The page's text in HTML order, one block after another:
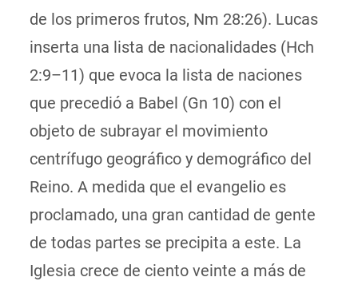
de los primeros frutos, Nm 28:26). Lucas
inserta una lista de nacionalidades (Hch
2:9–11) que evoca la lista de naciones
que precedió a Babel (Gn 10) con el
objeto de subrayar el movimiento
centrífugo geográfico y demográfico del
Reino. A medida que el evangelio es
proclamado, una gran cantidad de gente
de todas partes se precipita a este. La
Iglesia crece de ciento veinte a más de